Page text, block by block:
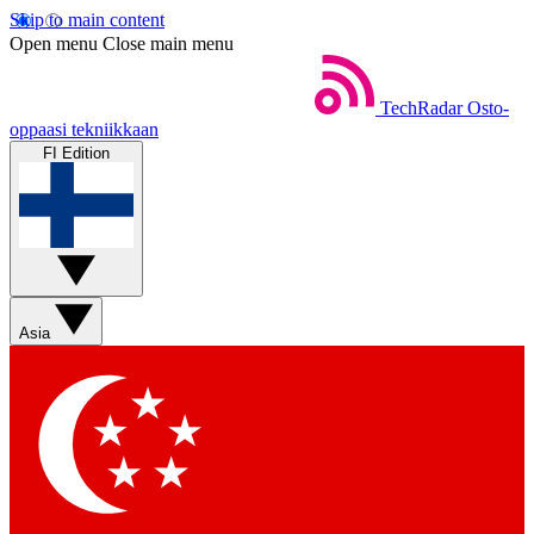
Skip to main content
Open menu Close main menu
TechRadar Osto-
oppaasi tekniikkaan
FI Edition
Asia